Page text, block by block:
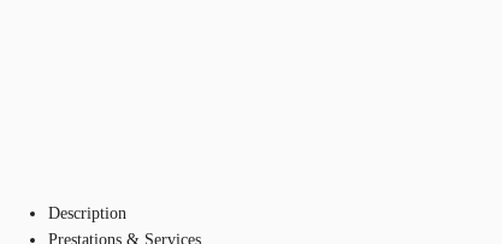
Description
Prestations & Services